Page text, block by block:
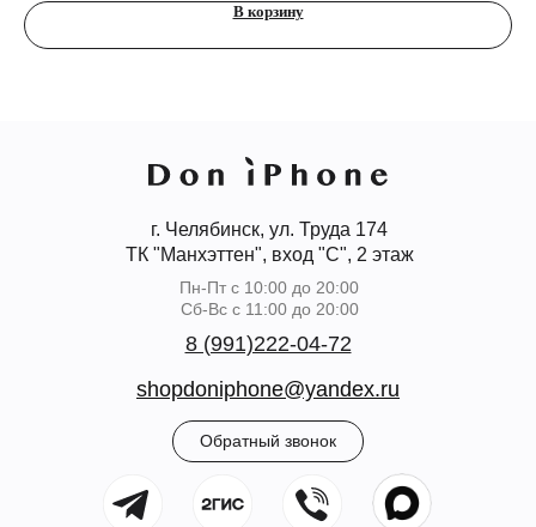
В корзину
г. Челябинск, ул. Труда 174
ТК "Манхэттен", вход "С", 2 этаж
Пн-Пт с 10:00 до 20:00
Сб-Вс с 11:00 до 20:00
Обратный звонок
8 (991)222-04-72
shopdoniphone@yandex.ru